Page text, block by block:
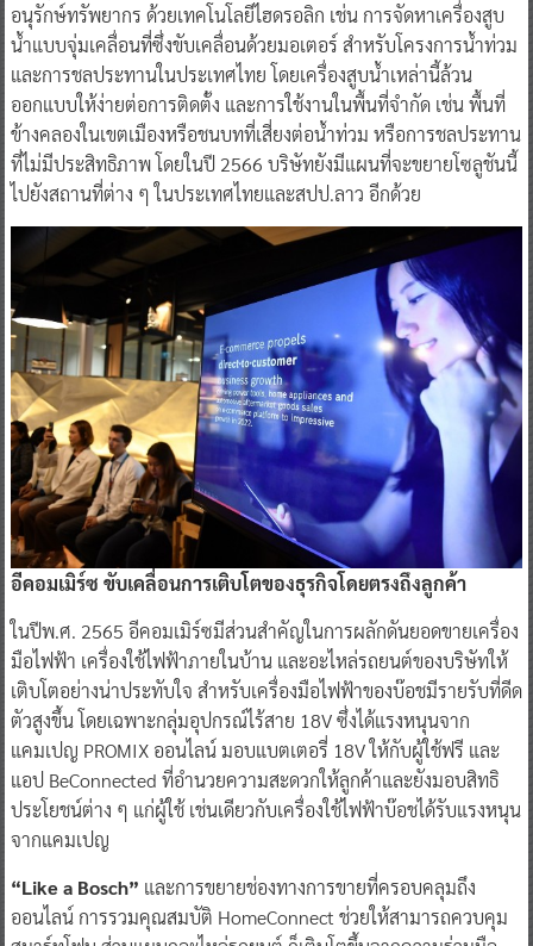
อนุรักษ์ทรัพยากร ด้วยเทคโนโลยีไฮดรอลิก เช่น การจัดหาเครื่องสูบ
น้ำแบบจุ่มเคลื่อนที่ซึ่งขับเคลื่อนด้วยมอเตอร์ สำหรับโครงการน้ำท่วม
และการชลประทานในประเทศไทย โดยเครื่องสูบน้ำเหล่านี้ล้วน
ออกแบบให้ง่ายต่อการติดตั้ง และการใช้งานในพื้นที่จำกัด เช่น พื้นที่
ข้างคลองในเขตเมืองหรือชนบทที่เสี่ยงต่อน้ำท่วม หรือการชลประทาน
ที่ไม่มีประสิทธิภาพ โดยในปี 2566 บริษัทยังมีแผนที่จะขยายโซลูชันนี้
ไปยังสถานที่ต่าง ๆ ในประเทศไทยและสปป.ลาว อีกด้วย
อีคอมเมิร์ซ ขับเคลื่อนการเติบโตของธุรกิจโดยตรงถึงลูกค้า
ในปีพ.ศ. 2565 อีคอมเมิร์ซมีส่วนสำคัญในการผลักดันยอดขายเครื่อง
มือไฟฟ้า เครื่องใช้ไฟฟ้าภายในบ้าน และอะไหล่รถยนต์ของบริษัทให้
เติบโตอย่างน่าประทับใจ สำหรับเครื่องมือไฟฟ้าของบ๊อชมีรายรับที่ดีด
ตัวสูงขึ้น โดยเฉพาะกลุ่มอุปกรณ์ไร้สาย 18V ซึ่งได้แรงหนุนจาก
แคมเปญ PROMIX ออนไลน์ มอบแบตเตอรี่ 18V ให้กับผู้ใช้ฟรี และ
แอป BeConnected ที่อำนวยความสะดวกให้ลูกค้าและยังมอบสิทธิ
ประโยชน์ต่าง ๆ แก่ผู้ใช้ เช่นเดียวกับเครื่องใช้ไฟฟ้าบ๊อชได้รับแรงหนุน
จากแคมเปญ
“Like a Bosch” และการขยายช่องทางการขายที่ครอบคลุมถึง
ออนไลน์ การรวมคุณสมบัติ HomeConnect ช่วยให้สามารถควบคุม